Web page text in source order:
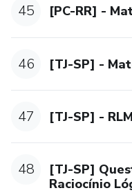
45 [PC-RR] -
46 [TJ-SP] -
47 [TJ-SP] - RLM
48
[TJ-SP]
Raciocínio